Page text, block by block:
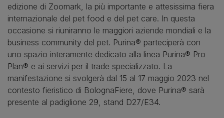
edizione di Zoomark, la più importante e attesissima fiera
internazionale del pet food e del pet care. In questa
occasione si riuniranno le maggiori aziende mondiali e la
business community del pet. Purina® parteciperà con
uno spazio interamente dedicato alla linea Purina® Pro
Plan® e ai servizi per il trade specializzato. La
manifestazione si svolgerà dal 15 al 17 maggio 2023 nel
contesto fieristico di BolognaFiere, dove Purina® sarà
presente al padiglione 29, stand D27/E34.